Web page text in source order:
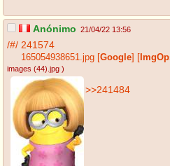
Anónimo 21/04/22 13:56
/#/ 241574
165054938651.jpg Google
images (44).jpg )
>>241484